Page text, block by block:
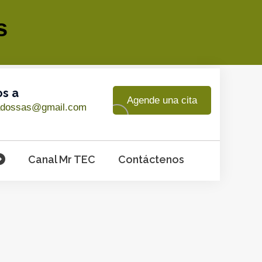
a
Agende una cita
Canal Mr TEC Contáctenos